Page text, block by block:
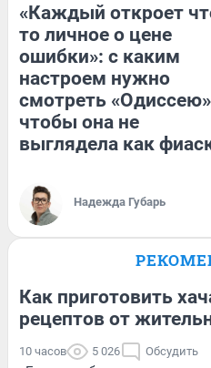
«Каждый откроет
то личное о цене
ошибки»: с каким
настроем нужно
смотреть
чтобы она не
выглядела как
Надежда Губарь
Как приготовить
рецептов от
10 часов 5 026 Обсудить